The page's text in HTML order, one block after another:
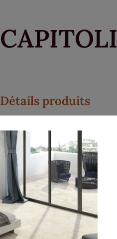
Détails produits
Contraste très design en
aspects pour la salle de
Disponible en plusieurs
30×60 / 60×60 / 60×120